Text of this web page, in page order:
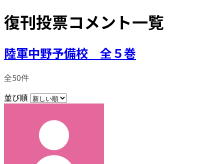
復刊投票コメント一覧
陸軍中野予備校 全５巻
全50件
並び順